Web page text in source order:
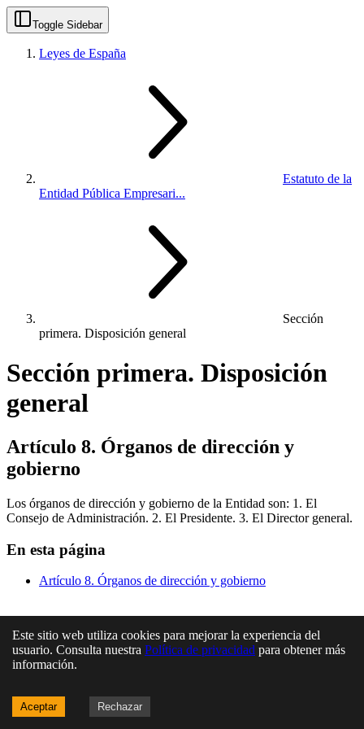
Toggle Sidebar
Leyes de España
Estatuto de la
Entidad Pública Empresari...
Sección
primera. Disposición general
Sección primera. Disposición
general
Artículo 8. Órganos de dirección y
gobierno
Los órganos de dirección y gobierno de la Entidad son: 1. El
Consejo de Administración. 2. El Presidente. 3. El Director general.
En esta página
Artículo 8. Órganos de dirección y gobierno
Este sitio web utiliza cookies para mejorar la experiencia del
usuario. Consulta nuestra Política de privacidad para obtener más
información.
Aceptar Rechazar